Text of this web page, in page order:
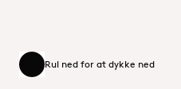
Rul ned for at dykke ned
Rul ned for at dykke ned